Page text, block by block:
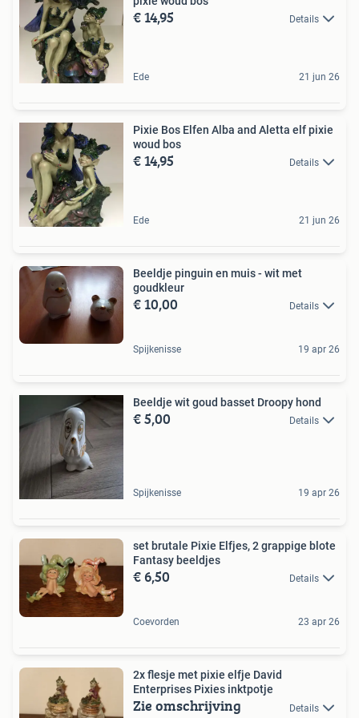
€ 14,95 Details
Ede 21 jun 26
Pixie Bos Elfen Alba and Aletta elf pixie
woud bos
€ 14,95 Details
Ede 21 jun 26
Beeldje pinguin en muis - wit met
goudkleur
€ 10,00 Details
Spijkenisse 19 apr 26
Beeldje wit goud basset Droopy hond
€ 5,00 Details
Spijkenisse 19 apr 26
set brutale Pixie Elfjes, 2 grappige blote
Fantasy beeldjes
€ 6,50 Details
Coevorden 23 apr 26
2x flesje met pixie elfje David
Enterprises Pixies inktpotje
Zie omschrijving Details